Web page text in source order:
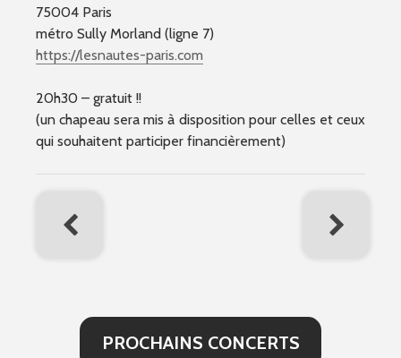
75004 Paris
métro Sully Morland (ligne 7)
https://lesnautes-paris.com
20h30 – gratuit !!
(un chapeau sera mis à disposition pour celles et ceux
qui souhaitent participer financièrement)
PROCHAINS CONCERTS